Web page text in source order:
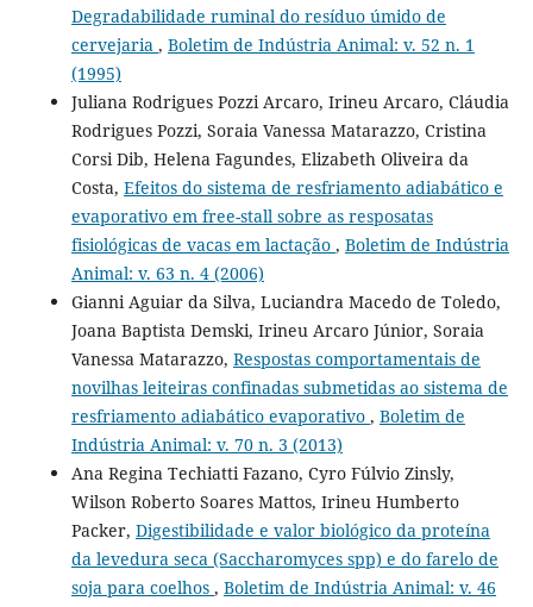
Degradabilidade ruminal do resíduo úmido de
cervejaria , Boletim de Indústria Animal: v. 52 n. 1
(1995)
Juliana Rodrigues Pozzi Arcaro, Irineu Arcaro, Cláudia
Rodrigues Pozzi, Soraia Vanessa Matarazzo, Cristina
Corsi Dib, Helena Fagundes, Elizabeth Oliveira da
Costa, Efeitos do sistema de resfriamento adiabático e
evaporativo em free-stall sobre as resposatas
fisiológicas de vacas em lactação , Boletim de Indústria
Animal: v. 63 n. 4 (2006)
Gianni Aguiar da Silva, Luciandra Macedo de Toledo,
Joana Baptista Demski, Irineu Arcaro Júnior, Soraia
Vanessa Matarazzo, Respostas comportamentais de
novilhas leiteiras confinadas submetidas ao sistema de
resfriamento adiabático evaporativo , Boletim de
Indústria Animal: v. 70 n. 3 (2013)
Ana Regina Techiatti Fazano, Cyro Fúlvio Zinsly,
Wilson Roberto Soares Mattos, Irineu Humberto
Packer, Digestibilidade e valor biológico da proteína
da levedura seca (Saccharomyces spp) e do farelo de
soja para coelhos , Boletim de Indústria Animal: v. 46